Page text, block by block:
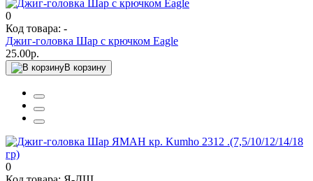
0
Код товара: -
Джиг-головка Шар с крючком Eagle
25.00р.
В корзину
0